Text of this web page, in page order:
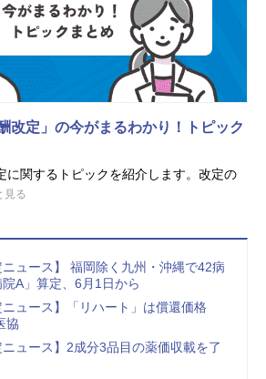
改定」の今がまるわかり！トピック
に関するトピックを紹介します。改定の
見る
ニュース】 福岡除く九州・沖縄で42病
A」算定、6月1日から
ニュース】「リハート」は償還価格
協
ニュース】2成分3品目の薬価収載を了